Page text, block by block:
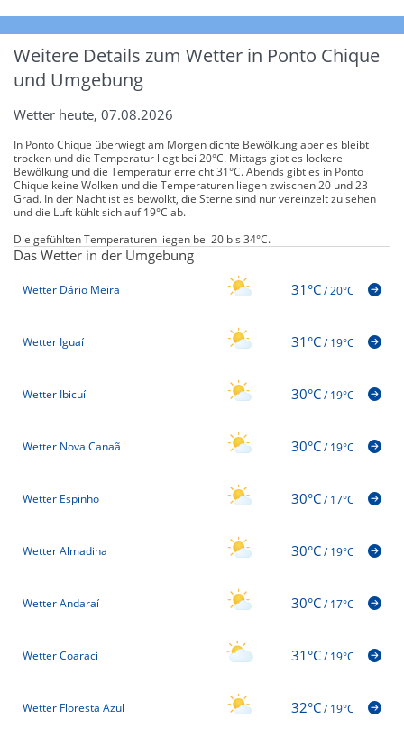
Weitere Details zum Wetter in Ponto Chique
und Umgebung
Wetter heute, 07.08.2026
In Ponto Chique überwiegt am Morgen dichte Bewölkung aber es bleibt
trocken und die Temperatur liegt bei 20°C. Mittags gibt es lockere
Bewölkung und die Temperatur erreicht 31°C. Abends gibt es in Ponto
Chique keine Wolken und die Temperaturen liegen zwischen 20 und 23
Grad. In der Nacht ist es bewölkt, die Sterne sind nur vereinzelt zu sehen
und die Luft kühlt sich auf 19°C ab.
Die gefühlten Temperaturen liegen bei 20 bis 34°C.
Das Wetter in der Umgebung
Wetter Dário Meira 31°C/20°C
Wetter Iguaí 31°C/19°C
Wetter Ibicuí 30°C/19°C
Wetter Nova Canaã 30°C/19°C
Wetter Espinho 30°C/17°C
Wetter Almadina 30°C/19°C
Wetter Andaraí 30°C/17°C
Wetter Coaraci 31°C/19°C
Wetter Floresta Azul 32°C/19°C